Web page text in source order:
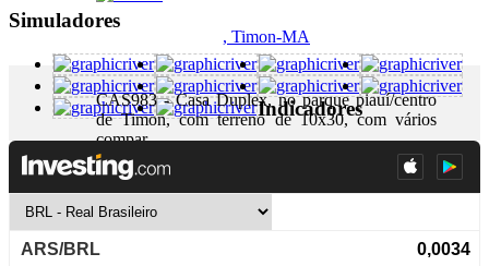
, Timon-MA
CAS983 - Casa Duplex, no parque piauí/centro
de Timon, com terreno de 10x30, com vários
compar...
+ Detalhes
R$ 400.000,00
Simuladores
Indicadores